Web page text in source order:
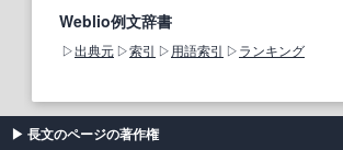
Weblio例文辞書
出典元 索引 用語索引 ランキング
長文のページの著作権